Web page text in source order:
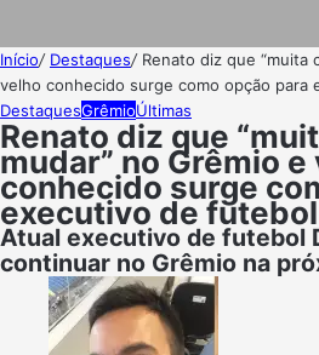
Início/ Destaques/ Renato diz que “muita
velho conhecido surge como opção para
DestaquesGrêmioÚltimas
Renato diz que
mudar” no Grêmio e
conhecido surge
executivo de futebol
Atual executivo de futebol
continuar no Grêmio na